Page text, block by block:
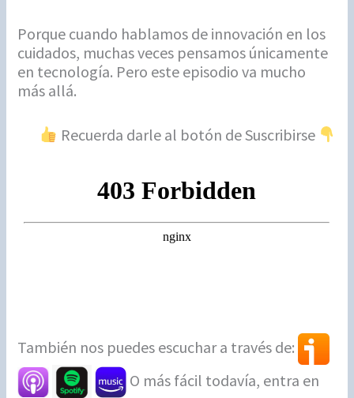
Porque cuando hablamos de innovación en los
cuidados, muchas veces pensamos únicamente
en tecnología. Pero este episodio va mucho
más allá.
Recuerda darle al botón de Suscribirse
También nos puedes escuchar a través de:
O más fácil todavía, entra en